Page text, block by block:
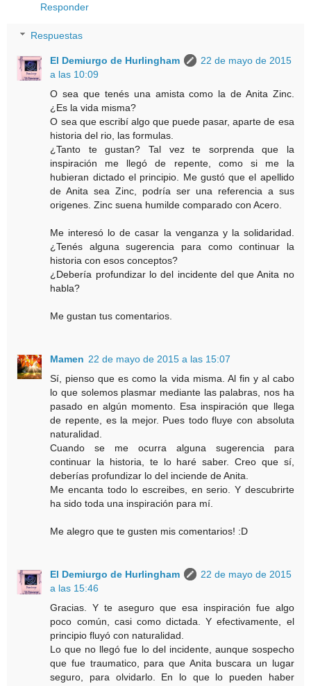
Responder
Respuestas
El Demiurgo de Hurlingham
22 de mayo de 2015
a las 10:09
O sea que tenés una amista como la de Anita Zinc.
¿Es la vida misma?
O sea que escribí algo que puede pasar, aparte de esa
historia del rio, las formulas.
¿Tanto te gustan? Tal vez te sorprenda que la
inspiración me llegó de repente, como si me la
hubieran dictado el principio. Me gustó que el apellido
de Anita sea Zinc, podría ser una referencia a sus
origenes. Zinc suena humilde comparado con Acero.
Me interesó lo de casar la venganza y la solidaridad.
¿Tenés alguna sugerencia para como continuar la
historia con esos conceptos?
¿Debería profundizar lo del incidente del que Anita no
habla?
Me gustan tus comentarios.
Mamen 22 de mayo de 2015 a las 15:07
Sí, pienso que es como la vida misma. Al fin y al cabo
lo que solemos plasmar mediante las palabras, nos ha
pasado en algún momento. Esa inspiración que llega
de repente, es la mejor. Pues todo fluye con absoluta
naturalidad.
Cuando se me ocurra alguna sugerencia para
continuar la historia, te lo haré saber. Creo que sí,
deberías profundizar lo del inciende de Anita.
Me encanta todo lo escreibes, en serio. Y descubrirte
ha sido toda una inspiración para mí.
Me alegro que te gusten mis comentarios! :D
El Demiurgo de Hurlingham
22 de mayo de 2015
a las 15:46
Gracias. Y te aseguro que esa inspiración fue algo
poco común, casi como dictada. Y efectivamente, el
principio fluyó con naturalidad.
Lo que no llegó fue lo del incidente, aunque sospecho
que fue traumatico, para que Anita buscara un lugar
seguro, para olvidarlo. En lo que lo pueden haber